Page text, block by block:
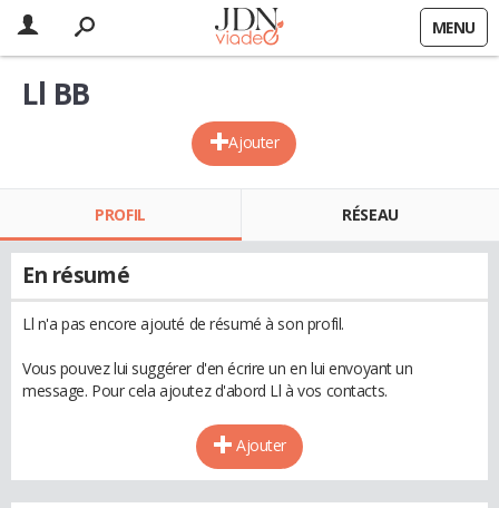
MENU
Ajouter
Ll BB
PROFIL RÉSEAU
En résumé
Ll n'a pas encore ajouté de résumé à son profil.
Vous pouvez lui suggérer d'en écrire un en lui envoyant un
message. Pour cela ajoutez d'abord Ll à vos contacts.
Ajouter